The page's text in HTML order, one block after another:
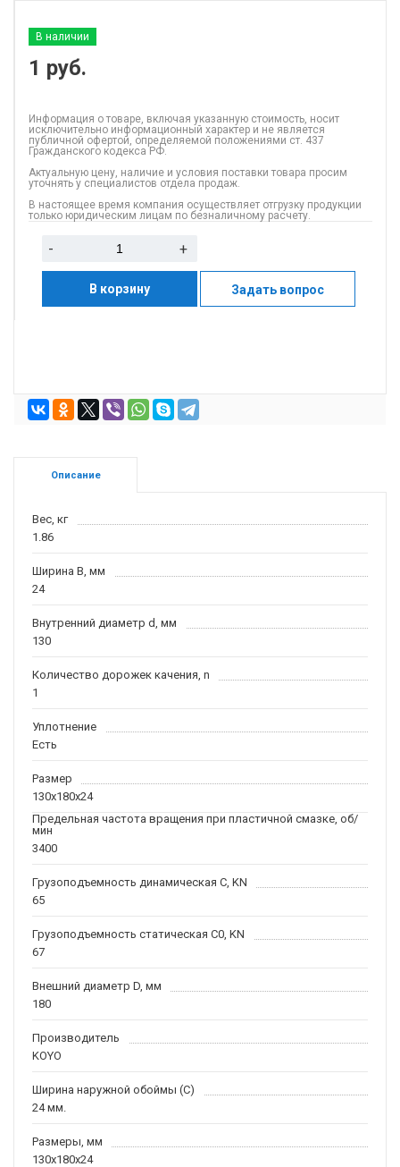
В наличии
1 руб.
Информация о товаре, включая указанную стоимость, носит
исключительно информационный характер и не является
публичной офертой, определяемой положениями ст. 437
Гражданского кодекса РФ.
Актуальную цену, наличие и условия поставки товара просим
уточнять у специалистов отдела продаж.
В настоящее время компания осуществляет отгрузку продукции
только юридическим лицам по безналичному расчету.
- +
В корзину Задать вопрос
Описание
Вес, кг
1.86
Ширина B, мм
24
Внутренний диаметр d, мм
130
Количество дорожек качения, n
1
Уплотнение
Есть
Размер
130x180x24
Предельная частота вращения при пластичной смазке, об/
мин
3400
Грузоподъемность динамическая C, KN
65
Грузоподъемность статическая C0, KN
67
Внешний диаметр D, мм
180
Производитель
KOYO
Ширина наружной обоймы (C)
24 мм.
Размеры, мм
130x180x24